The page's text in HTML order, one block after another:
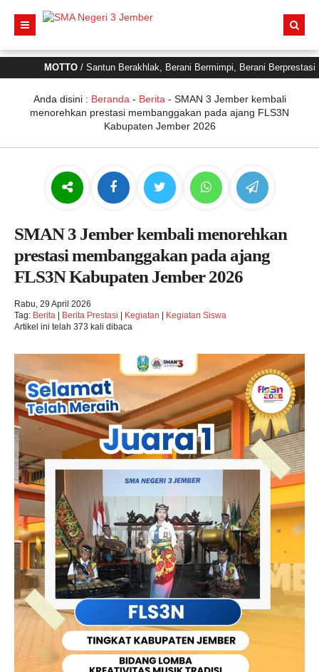
MOTTO/ Santun Berakhlak, Berani Bermimpi, Berani Berprestasi
Anda disini : Beranda - Berita - SMAN 3 Jember kembali
menorehkan prestasi membanggakan pada ajang FLS3N
Kabupaten Jember 2026
SMAN 3 Jember kembali menorehkan
prestasi membanggakan pada ajang
FLS3N Kabupaten Jember 2026
Rabu, 29 April 2026
Tag: Berita Berita Prestasi Kegiatan
Kegiatan Siswa
Artikel ini telah 373 kali dibaca